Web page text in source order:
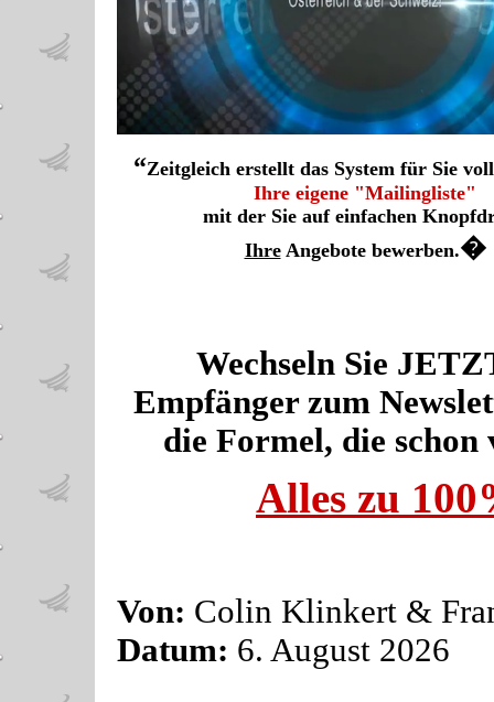
“Zeitgleich erstellt das System für Sie
Ihre eigene "Mailingliste"
mit der Sie auf einfachen
IhreAngebote bewerben.�
Wechseln Sie
Empfänger zum
die Formel, die
Alles zu
Von: Colin Klinkert &
Datum: 6. August 2026